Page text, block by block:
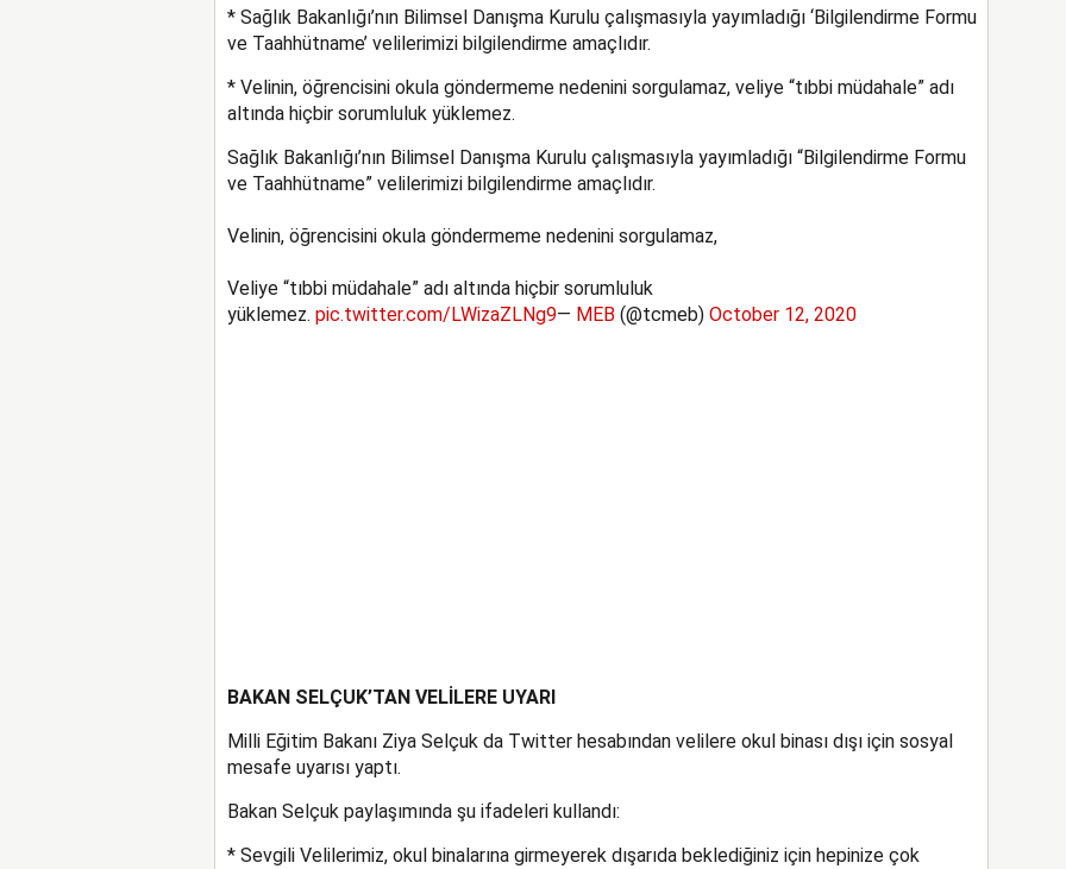
* Sağlık Bakanlığı’nın Bilimsel Danışma Kurulu çalışmasıyla yayımladığı ‘Bilgilendirme Formu
ve Taahhütname’ velilerimizi bilgilendirme amaçlıdır.
* Velinin, öğrencisini okula göndermeme nedenini sorgulamaz, veliye “tıbbi müdahale” adı
altında hiçbir sorumluluk yüklemez.
Sağlık Bakanlığı’nın Bilimsel Danışma Kurulu çalışmasıyla yayımladığı “Bilgilendirme Formu
ve Taahhütname” velilerimizi bilgilendirme amaçlıdır.
Velinin, öğrencisini okula göndermeme nedenini sorgulamaz,
Veliye “tıbbi müdahale” adı altında hiçbir sorumluluk
yüklemez. pic.twitter.com/LWizaZLNg9— MEB (@tcmeb) October 12, 2020
BAKAN SELÇUK’TAN VELİLERE UYARI
Milli Eğitim Bakanı Ziya Selçuk da Twitter hesabından velilere okul binası dışı için sosyal
mesafe uyarısı yaptı.
Bakan Selçuk paylaşımında şu ifadeleri kullandı:
* Sevgili Velilerimiz, okul binalarına girmeyerek dışarıda beklediğiniz için hepinize çok